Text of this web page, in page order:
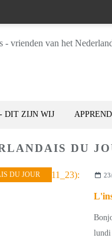
DIT ZIJN WIJ
DU
DU JOUR
lundi